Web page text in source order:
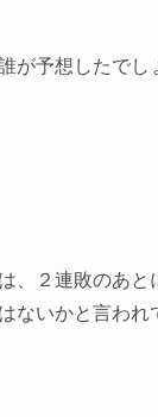
が予想したでし
、２連敗のあ
ないかと言われ